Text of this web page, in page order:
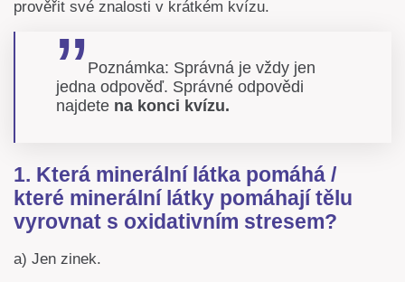
prověřit své znalosti v krátkém kvízu.
Poznámka: Správná je vždy jen
jedna odpověď. Správné odpovědi
najdete na konci kvízu.
1. Která minerální látka pomáhá /
které minerální látky pomáhají tělu
vyrovnat s oxidativním stresem?
a) Jen zinek.